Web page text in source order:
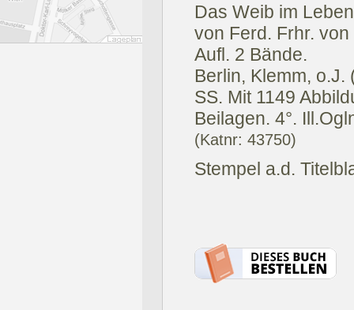
Das Weib im
von Ferd. Frhr.
Aufl. 2 Bände.
Berlin, Klemm, o.J.
SS. Mit 1149
Beilagen. 4°.
(Katnr: 43750)
Stempel a.d.